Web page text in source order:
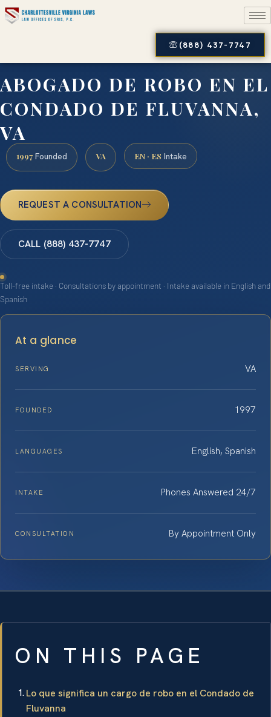
(888) 437-7747
ABOGADO DE ROBO EN EL
CONDADO DE FLUVANNA,
VA
1997 Founded VA EN · ES Intake
REQUEST A CONSULTATION
CALL (888) 437-7747
Toll-free intake · Consultations by appointment · Intake available in English and
Spanish
At a glance
SERVING VA
FOUNDED 1997
LANGUAGES English, Spanish
INTAKE Phones Answered 24/7
CONSULTATION By Appointment Only
ON THIS PAGE
Lo que significa un cargo de robo en el Condado de
Fluvanna